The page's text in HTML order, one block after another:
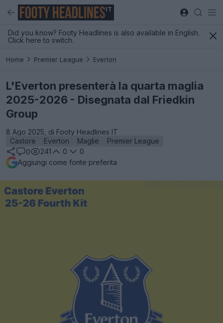
IT
Did you know? Footy Headlines is also available in English.
Click here to switch.
Home Premier League Everton
L'Everton presenterà la quarta maglia
2025-2026 - Disegnata dal Friedkin
Group
8 Ago 2025, di Footy Headlines IT
Castore
Everton Maglie
Premier League
0
241 0
0
Aggiungi come fonte preferita